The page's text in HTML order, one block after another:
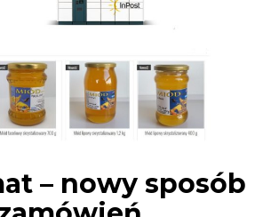
– nowy sposób